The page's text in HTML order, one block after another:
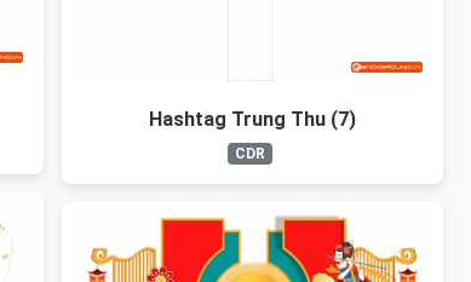
Hashtag Trung Thu (7)
CDR